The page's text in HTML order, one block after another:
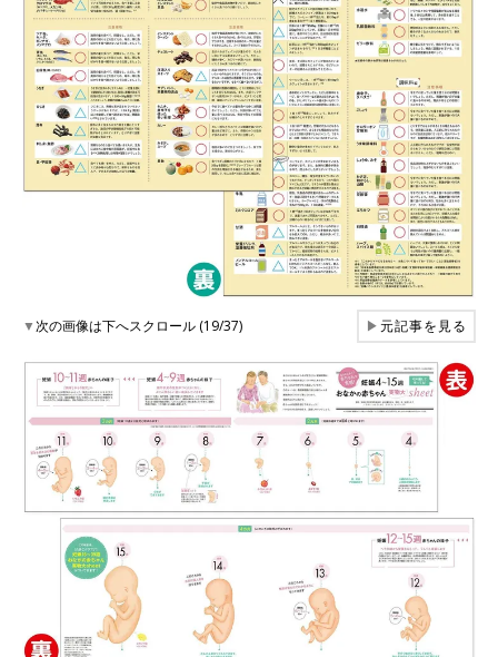
▼次の画像は下へスクロール (19/37) ▶元記事を見る